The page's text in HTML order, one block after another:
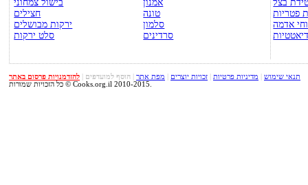
בישול צמחוני
חצילים
ירקות מבושלים
סלט ירקות
אמנון
טונה
סלמון
סרדינים
בצל
פטריות
אדמה
תנאי שימוש מדיניות פרטיות זכויות יוצרים מפת אתר הוסף למועדפים
להזדמנויות פרסום באתר
כל הזכויות שמורות © Cooks.org.il 2010-2015.